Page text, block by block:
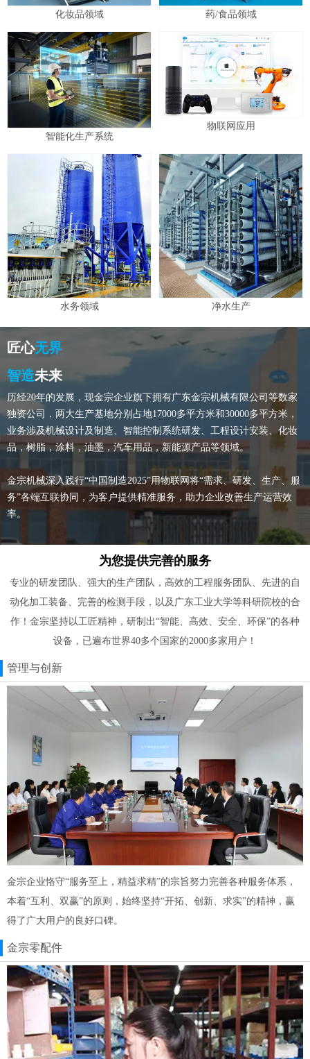
化妆品领域 药/食品领域
智能化生产系统
物联网应用
水务领域 净水生产
匠心无界
智造未来
历经20年的发展，现金宗企业旗下拥有广东金宗机械有限公司等数家
独资公司，两大生产基地分别占地17000多平方米和30000多平方米，
业务涉及机械设计及制造、智能控制系统研发、工程设计安装、化妆
品，树脂，涂料，油墨，汽车用品，新能源产品等领域。
金宗机械深入践行“中国制造2025”用物联网将“需求、研发、生产、服
务”各端互联协同，为客户提供精准服务，助力企业改善生产运营效
率。
为您提供完善的服务
专业的研发团队、强大的生产团队，高效的工程服务团队、先进的自
动化加工装备、完善的检测手段，以及广东工业大学等科研院校的合
作！金宗坚持以工匠精神，研制出“智能、高效、安全、环保”的各种
设备，已遍布世界40多个国家的2000多家用户！
管理与创新
金宗企业恪守“服务至上，精益求精”的宗旨努力完善各种服务体系，
本着“互利、双赢”的原则，始终坚持“开拓、创新、求实”的精神，赢
得了广大用户的良好口碑。
金宗零配件